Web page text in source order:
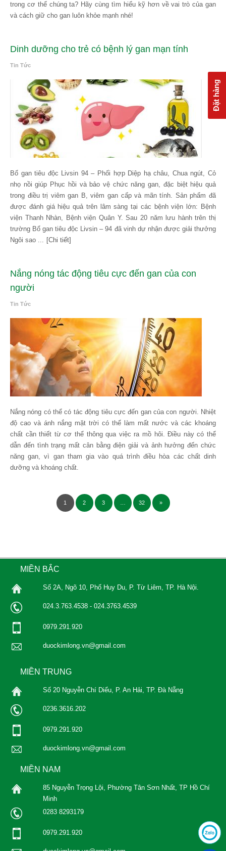
trong cơ thể chúng ta? Hãy cùng tìm hiểu kỹ hơn về vai trò của gan
và cách giữ cho gan luôn khỏe mạnh nhé!
Dinh dưỡng cho trẻ có bệnh lý gan mạn tính
Tin Tức
Bổ gan tiêu độc Livsin 94 – Phối hợp Diệp hạ châu, Chua ngút, Cỏ
nhọ nồi giúp Phục hồi và bảo vệ chức năng gan, đặc biệt hiệu quả
trong điều trị viêm gan B, viêm gan cấp và mãn tính. Sản phẩm đã
được đánh giá hiệu quả trên lâm sàng tại các bệnh viện lớn: Bệnh
viện Thanh Nhàn, Bệnh viện Quân Y. Sau 20 năm lưu hành trên thị
trường Bổ gan tiêu độc Livsin – 94 đã vinh dự nhận được giải thưởng
Ngôi sao ... [Chi tiết]
Nắng nóng tác động tiêu cực đến gan của con
người
Tin Tức
Nắng nóng có thể có tác động tiêu cực đến gan của con người. Nhiệt
độ cao và ánh nắng mặt trời có thể làm mất nước và các khoáng
chất cần thiết từ cơ thể thông qua việc ra mồ hôi. Điều này có thể
dẫn đến tình trạng mất cân bằng điện giải và ảnh hưởng đến chức
năng gan, vì gan tham gia vào quá trình điều hòa các chất dinh
dưỡng và khoáng chất.
1 2 3 32 »
MIỀN BẮC
Số 2A, Ngõ 10, Phố Huy Du, P. Từ Liêm, TP. Hà Nội.
024.3.763.4538 - 024.3763.4539
0979.291.920
duockimlong.vn@gmail.com
MIỀN TRUNG
Số 20 Nguyễn Chí Diểu, P. An Hải, TP. Đà Nẵng
0236.3616.202
0979.291.920
duockimlong.vn@gmail.com
MIỀN NAM
85 Nguyễn Trọng Lội, Phường Tân Sơn Nhất, TP Hồ Chí
Minh
0283 8293179
0979.291.920
Đặt hàng